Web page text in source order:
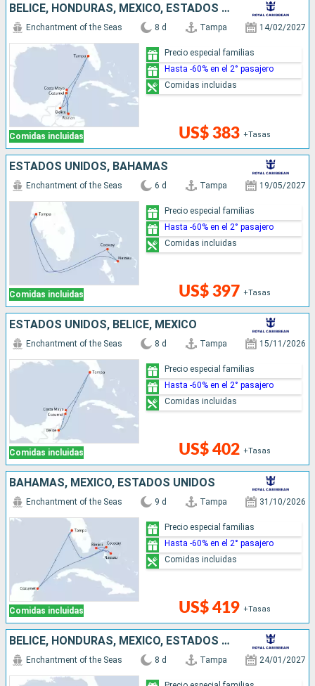
BELICE, HONDURAS, MÉXICO, ESTADOS UNIDOS
Comidas incluidas
Enchantment of the Seas 8 d Tampa 14/02/2027
US$ 383 +Tasas
Precio especial familias
Hasta -60% en el 2° pasajero
Comidas incluidas
ESTADOS UNIDOS, BAHAMAS
Comidas incluidas
Enchantment of the Seas 6 d Tampa 19/05/2027
US$ 397 +Tasas
Precio especial familias
Hasta -60% en el 2° pasajero
Comidas incluidas
ESTADOS UNIDOS, BELICE, MÉXICO
Comidas incluidas
Enchantment of the Seas 8 d Tampa 15/11/2026
US$ 402 +Tasas
Precio especial familias
Hasta -60% en el 2° pasajero
Comidas incluidas
BAHAMAS, MÉXICO, ESTADOS UNIDOS
Comidas incluidas
Enchantment of the Seas 9 d Tampa 31/10/2026
US$ 419 +Tasas
Precio especial familias
Hasta -60% en el 2° pasajero
Comidas incluidas
BELICE, HONDURAS, MÉXICO, ESTADOS UNIDOS
Enchantment of the Seas 8 d Tampa 24/01/2027